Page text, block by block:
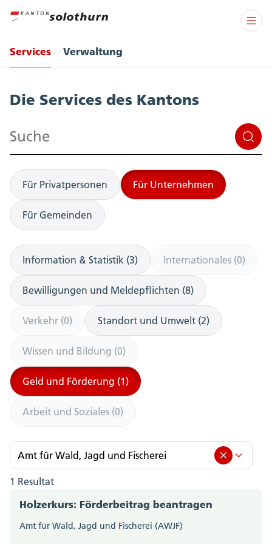
Services Verwaltung
Die Services des Kantons
Suchen
Für Privatpersonen Für Unternehmen
Für Gemeinden
Information & Statistik (3) Internationales (0)
Bewilligungen und Meldepflichten (8)
Verkehr (0) Standort und Umwelt (2)
Wissen und Bildung (0)
Geld und Förderung (1)
Arbeit und Soziales (0)
Amt für Wald, Jagd und Fischerei
Amt für Wald, Jagd und Fischerei (1)
Amt für Berufsbildung, Mittel- und Hochschulen
(0)
1 Resultat
Holzerkurs: Förderbeitrag beantragen
Amt für Wald, Jagd und Fischerei (AWJF)